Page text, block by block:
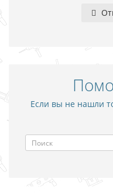
Если вы не нашли